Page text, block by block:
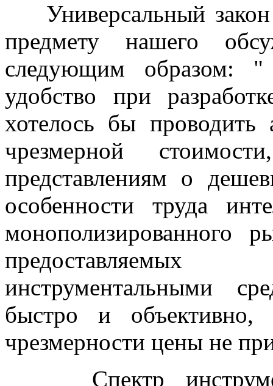
Универсальный закон
предмету нашего
следующим образом: "
удобство при
хотелось бы проводить
чрезмерной
представлениям о
особенности труда
монополизированного
инструментальными
быстро и объективно,
чрезмерности цены не
Спектр